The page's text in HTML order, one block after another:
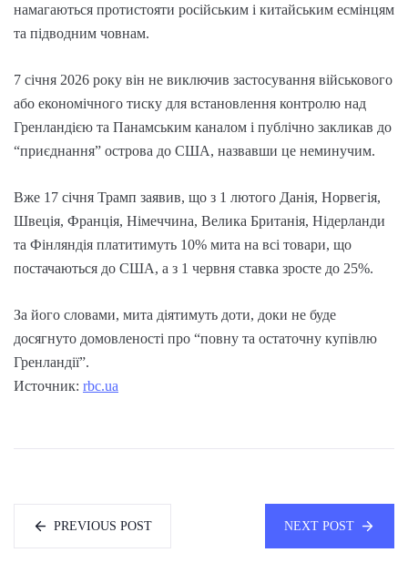
намагаються протистояти російським і китайським есмінцям
та підводним човнам.
7 січня 2026 року він не виключив застосування військового
або економічного тиску для встановлення контролю над
Гренландією та Панамським каналом і публічно закликав до
“приєднання” острова до США, назвавши це неминучим.
Вже 17 січня Трамп заявив, що з 1 лютого Данія, Норвегія,
Швеція, Франція, Німеччина, Велика Британія, Нідерланди
та Фінляндія платитимуть 10% мита на всі товари, що
постачаються до США, а з 1 червня ставка зросте до 25%.
За його словами, мита діятимуть доти, доки не буде
досягнуто домовленості про “повну та остаточну купівлю
Гренландії”.
Источник: rbc.ua
PREVIOUS POST NEXT POST